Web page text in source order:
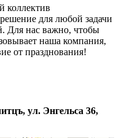
коллектив
для любой задачи
Для нас важно, чтобы
наша компания,
от празднования!
ул. Энгельса 36,